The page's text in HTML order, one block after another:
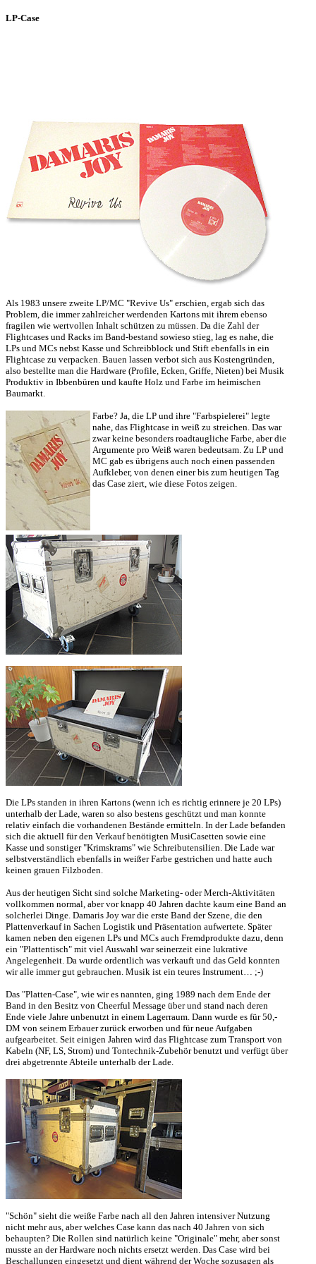
LP-Case
Als 1983 unsere zweite LP/MC "Revive Us" erschien, ergab sich das
Problem, die immer zahlreicher werdenden Kartons mit ihrem ebenso
fragilen wie wertvollen Inhalt schützen zu müssen. Da die Zahl der
Flightcases und Racks im Band-bestand sowieso stieg, lag es nahe, die
LPs und MCs nebst Kasse und Schreibblock und Stift ebenfalls in ein
Flightcase zu verpacken. Bauen lassen verbot sich aus Kostengründen,
also bestellte man die Hardware (Profile, Ecken, Griffe, Nieten) bei Musik
Produktiv in Ibbenbüren und kaufte Holz und Farbe im heimischen
Baumarkt.
Farbe? Ja, die LP und ihre "Farbspielerei" legte
nahe, das Flightcase in weiß zu streichen. Das war
zwar keine besonders roadtaugliche Farbe, aber die
Argumente pro Weiß waren bedeutsam. Zu LP und
MC gab es übrigens auch noch einen passenden
Aufkleber, von denen einer bis zum heutigen Tag
das Case ziert, wie diese Fotos zeigen.
Die LPs standen in ihren Kartons (wenn ich es richtig erinnere je 20 LPs)
unterhalb der Lade, waren so also bestens geschützt und man konnte
relativ einfach die vorhandenen Bestände ermitteln. In der Lade befanden
sich die aktuell für den Verkauf benötigten MusiCasetten sowie eine
Kasse und sonstiger "Krimskrams" wie Schreibutensilien. Die Lade war
selbstverständlich ebenfalls in weißer Farbe gestrichen und hatte auch
keinen grauen Filzboden.
Aus der heutigen Sicht sind solche Marketing- oder Merch-Aktivitäten
vollkommen normal, aber vor knapp 40 Jahren dachte kaum eine Band an
solcherlei Dinge. Damaris Joy war die erste Band der Szene, die den
Plattenverkauf in Sachen Logistik und Präsentation aufwertete. Später
kamen neben den eigenen LPs und MCs auch Fremdprodukte dazu, denn
ein "Plattentisch" mit viel Auswahl war seinerzeit eine lukrative
Angelegenheit. Da wurde ordentlich was verkauft und das Geld konnten
wir alle immer gut gebrauchen. Musik ist ein teures Instrument… ;-)
Das "Platten-Case", wie wir es nannten, ging 1989 nach dem Ende der
Band in den Besitz von Cheerful Message über und stand nach deren
Ende viele Jahre unbenutzt in einem Lagerraum. Dann wurde es für 50,-
DM von seinem Erbauer zurück erworben und für neue Aufgaben
aufgearbeitet. Seit einigen Jahren wird das Flightcase zum Transport von
Kabeln (NF, LS, Strom) und Tontechnik-Zubehör benutzt und verfügt über
drei abgetrennte Abteile unterhalb der Lade.
"Schön" sieht die weiße Farbe nach all den Jahren intensiver Nutzung
nicht mehr aus, aber welches Case kann das nach 40 Jahren von sich
behaupten? Die Rollen sind natürlich keine "Originale" mehr, aber sonst
musste an der Hardware noch nichts ersetzt werden. Das Case wird bei
Beschallungen eingesetzt und dient während der Woche sozusagen als